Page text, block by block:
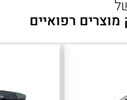
רפואיים